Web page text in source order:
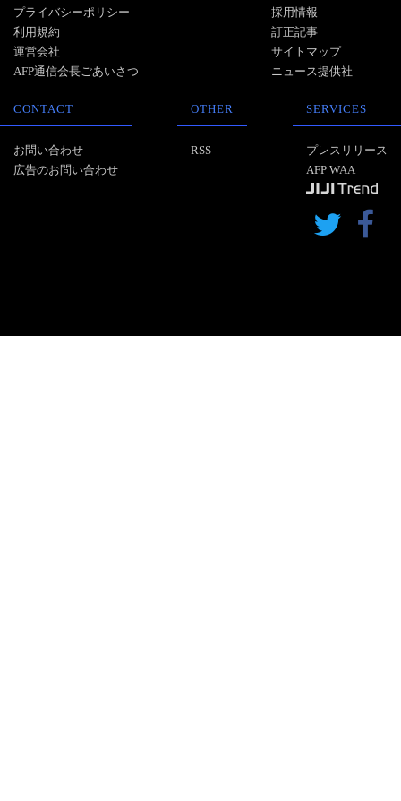
プライバシーポリシー
利用規約
運営会社
AFP通信会長ごあいさつ
採用情報
訂正記事
サイトマップ
ニュース提供社
CONTACT
お問い合わせ
広告のお問い合わせ
OTHER
RSS
SERVICES
プレスリリース
AFP WAA